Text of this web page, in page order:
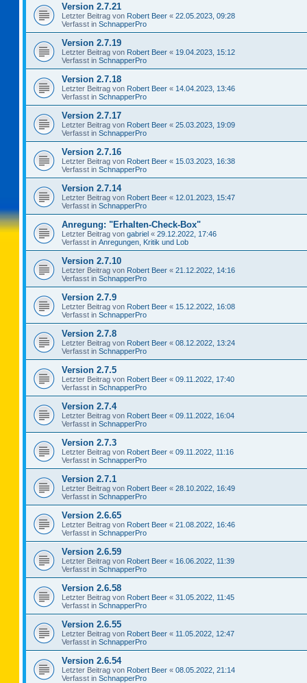
Version 2.7.21
Letzter Beitrag von Robert Beer « 22.05.2023, 09:28
Verfasst in SchnapperPro
Version 2.7.19
Letzter Beitrag von Robert Beer « 19.04.2023, 15:12
Verfasst in SchnapperPro
Version 2.7.18
Letzter Beitrag von Robert Beer « 14.04.2023, 13:46
Verfasst in SchnapperPro
Version 2.7.17
Letzter Beitrag von Robert Beer « 25.03.2023, 19:09
Verfasst in SchnapperPro
Version 2.7.16
Letzter Beitrag von Robert Beer « 15.03.2023, 16:38
Verfasst in SchnapperPro
Version 2.7.14
Letzter Beitrag von Robert Beer « 12.01.2023, 15:47
Verfasst in SchnapperPro
Anregung: "Erhalten-Check-Box"
Letzter Beitrag von gabriel « 29.12.2022, 17:46
Verfasst in Anregungen, Kritik und Lob
Version 2.7.10
Letzter Beitrag von Robert Beer « 21.12.2022, 14:16
Verfasst in SchnapperPro
Version 2.7.9
Letzter Beitrag von Robert Beer « 15.12.2022, 16:08
Verfasst in SchnapperPro
Version 2.7.8
Letzter Beitrag von Robert Beer « 08.12.2022, 13:24
Verfasst in SchnapperPro
Version 2.7.5
Letzter Beitrag von Robert Beer « 09.11.2022, 17:40
Verfasst in SchnapperPro
Version 2.7.4
Letzter Beitrag von Robert Beer « 09.11.2022, 16:04
Verfasst in SchnapperPro
Version 2.7.3
Letzter Beitrag von Robert Beer « 09.11.2022, 11:16
Verfasst in SchnapperPro
Version 2.7.1
Letzter Beitrag von Robert Beer « 28.10.2022, 16:49
Verfasst in SchnapperPro
Version 2.6.65
Letzter Beitrag von Robert Beer « 21.08.2022, 16:46
Verfasst in SchnapperPro
Version 2.6.59
Letzter Beitrag von Robert Beer « 16.06.2022, 11:39
Verfasst in SchnapperPro
Version 2.6.58
Letzter Beitrag von Robert Beer « 31.05.2022, 11:45
Verfasst in SchnapperPro
Version 2.6.55
Letzter Beitrag von Robert Beer « 11.05.2022, 12:47
Verfasst in SchnapperPro
Version 2.6.54
Letzter Beitrag von Robert Beer « 08.05.2022, 21:14
Verfasst in SchnapperPro